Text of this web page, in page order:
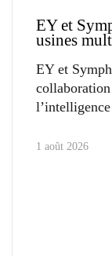
EY et
usines
EY et
1 août 2026